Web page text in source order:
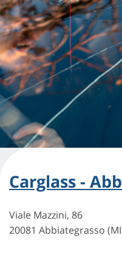
Carglass -
Viale Mazzini, 86
20081 Abbiategrasso